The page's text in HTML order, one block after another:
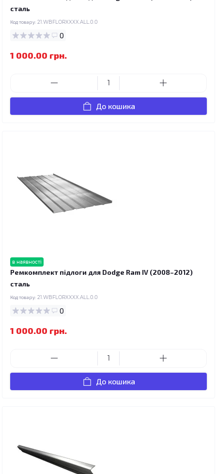
сталь
Код товару: 21.WBFLORXXXX.ALL.0.0
0
1 000.00 грн.
До кошика
в наявності
Ремкомплект підлоги для Dodge Ram IV (2008–2012)
сталь
Код товару: 21.WBFLORXXXX.ALL.0.0
0
1 000.00 грн.
До кошика